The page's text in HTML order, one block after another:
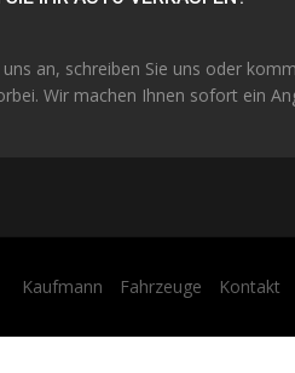
uns an, schreiben Sie uns oder
Wir machen Ihnen sofort ein
Kaufmann Fahrzeuge Kontakt